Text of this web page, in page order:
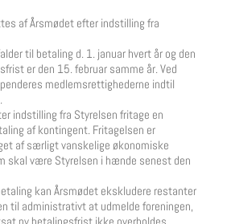
af Årsmødet efter indstilling fra
til betaling d. 1. januar hvert år og den
er den 15. februar samme år. Ved
medlemsrettighederne indtil
indstilling fra Styrelsen fritage en
af kontingent. Fritagelsen er
af særligt vanskelige økonomiske
skal være Styrelsen i hænde senest den
kan Årsmødet ekskludere restanter
til administrativt at udmelde foreningen,